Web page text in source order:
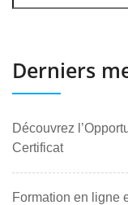
Derniers
Découvrez
Certificat
Formation en ligne